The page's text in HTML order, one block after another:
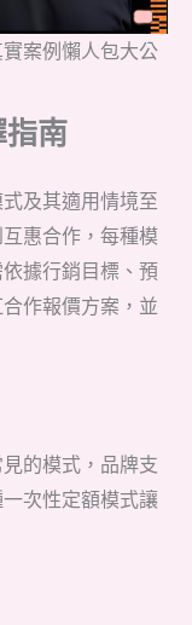
案例懶人包大公
南
及其適用情境至
惠合作，每種模
據行銷目標、預
作報價方案，並
的模式，品牌支
次性定額模式讓